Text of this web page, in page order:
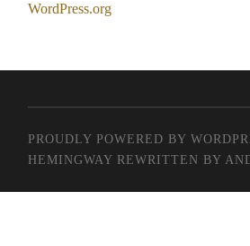
WordPress.org
PROUDLY POWERED BY
HEMINGWAY REWRITTEN BY